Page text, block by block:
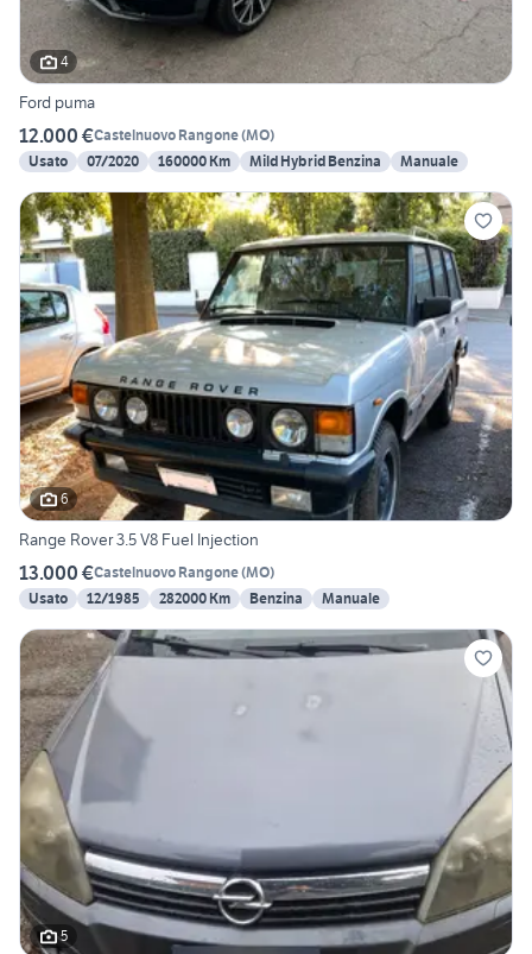
4
Ford puma
12.000 €Castelnuovo Rangone(MO)
Usato
07/2020 160000 Km Mild Hybrid Benzina Manuale
6
Range Rover 3.5 V8 Fuel Injection
13.000 €Castelnuovo Rangone(MO)
Usato
12/1985 282000 Km Benzina Manuale
5